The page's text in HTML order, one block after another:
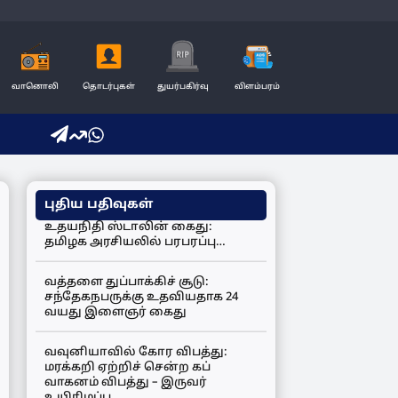
வானொலி தொடர்புகள் துயர்பகிர்வு விளம்பரம்
புதிய பதிவுகள்
உதயநிதி ஸ்டாலின் கைது:
தமிழக அரசியலில் பரபரப்பு…
வத்தளை துப்பாக்கிச் சூடு:
சந்தேகநபருக்கு உதவியதாக 24
வயது இளைஞர் கைது
வவுனியாவில் கோர விபத்து:
மரக்கறி ஏற்றிச் சென்ற கப்
வாகனம் விபத்து – இருவர்